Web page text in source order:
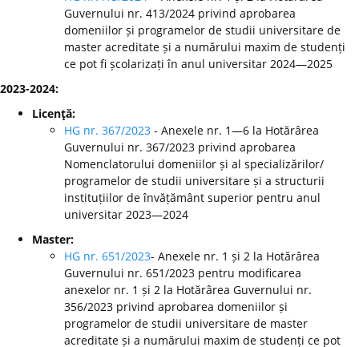
Guvernului nr. 413/2024 privind aprobarea
domeniilor și programelor de studii universitare de
master acreditate și a numărului maxim de studenți
ce pot fi școlarizați în anul universitar 2024—2025
2023-2024:
Licenţă:
HG nr. 367/2023 - Anexele nr. 1—6 la Hotărârea
Guvernului nr. 367/2023 privind aprobarea
Nomenclatorului domeniilor și al specializărilor/
programelor de studii universitare și a structurii
instituțiilor de învățământ superior pentru anul
universitar 2023—2024
Master:
HG nr. 651/2023- Anexele nr. 1 și 2 la Hotărârea
Guvernului nr. 651/2023 pentru modificarea
anexelor nr. 1 și 2 la Hotărârea Guvernului nr.
356/2023 privind aprobarea domeniilor și
programelor de studii universitare de master
acreditate și a numărului maxim de studenți ce pot